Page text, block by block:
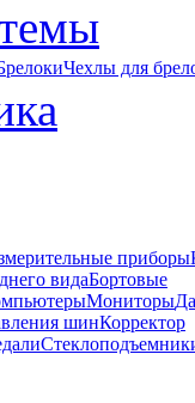
Чехлы для
приборы
видаБортовые
Мониторы
шинКорректор